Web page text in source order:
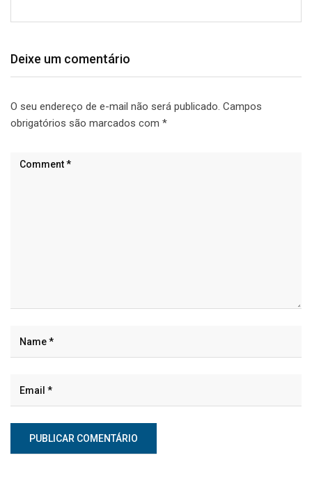
Deixe um comentário
O seu endereço de e-mail não será publicado. Campos
obrigatórios são marcados com *